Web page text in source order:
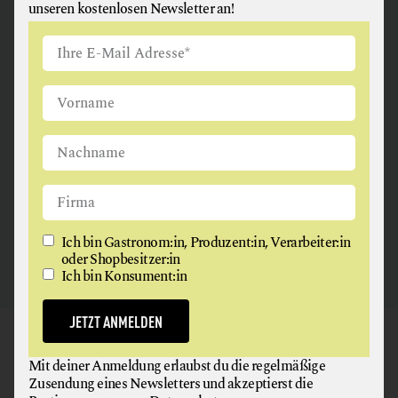
ANGUS & ARTHUR
FLEISCH + FLEISCHERZEUGNISSE
2326 Maria Lanzendorf
GAUMEN HOCH
NEWSLETTER
unseren kostenlosen Newsletter an!
Ich bin Gastronom:in, Produzent:in, Verarbeiter:in
oder Shopbesitzer:in
Ich bin Konsument:in
JETZT ANMELDEN
Mit deiner Anmeldung erlaubst du die regelmäßige
Zusendung eines Newsletters und akzeptierst die